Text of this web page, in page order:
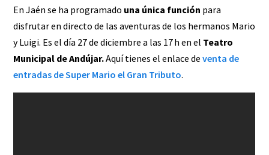
En Jaén se ha programado una única función para
disfrutar en directo de las aventuras de los hermanos Mario
y Luigi. Es el día 27 de diciembre a las 17 h en el Teatro
Municipal de Andújar.Aquí tienes el enlace deventa de
entradas de Super Mario el Gran Tributo.